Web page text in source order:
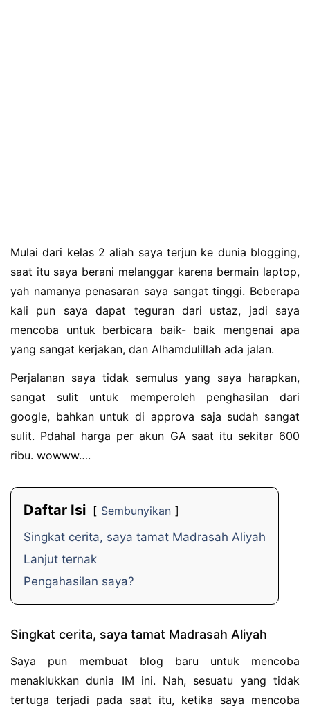
Mulai dari kelas 2 aliah saya terjun ke dunia blogging,
saat itu saya berani melanggar karena bermain laptop,
yah namanya penasaran saya sangat tinggi. Beberapa
kali pun saya dapat teguran dari ustaz, jadi saya
mencoba untuk berbicara baik- baik mengenai apa
yang sangat kerjakan, dan Alhamdulillah ada jalan.
Perjalanan saya tidak semulus yang saya harapkan,
sangat sulit untuk memperoleh penghasilan dari
google, bahkan untuk di approva saja sudah sangat
sulit. Pdahal harga per akun GA saat itu sekitar 600
ribu. wowww….
Daftar Isi
Sembunyikan
Singkat cerita, saya tamat Madrasah Aliyah
Lanjut ternak
Pengahasilan saya?
Singkat cerita, saya tamat Madrasah Aliyah
Saya pun membuat blog baru untuk mencoba
menaklukkan dunia IM ini. Nah, sesuatu yang tidak
tertuga terjadi pada saat itu, ketika saya mencoba